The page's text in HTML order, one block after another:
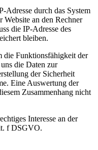
Adresse durch das System
an den Rechner
die IP-Adresse des
bleiben.
die Funktionsfähigkeit der
die Daten zur
der Sicherheit
Eine Auswertung der
Zusammenhang nicht
Interesse an der
f DSGVO.